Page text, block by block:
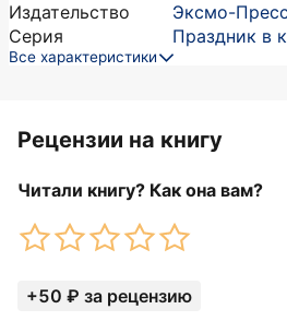
Издательство
Эксмо-Пресс
Серия
Праздник в
Все характеристики
Рецензии на книгу
Читали книгу? Как она вам?
+50 ₽ за рецензию